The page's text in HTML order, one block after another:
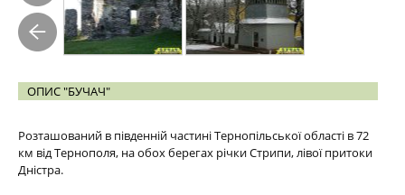
ОПИС "БУЧАЧ"
Розташований в південній частині Тернопільської області в 72
км від Тернополя, на обох берегах річки Стрипи, лівої притоки
Дністра.